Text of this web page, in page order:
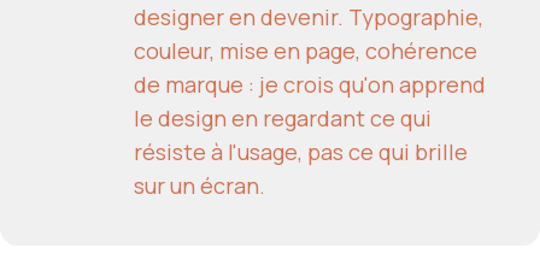
designer en devenir. Typographie,
couleur, mise en page, cohérence
de marque : je crois qu'on apprend
le design en regardant ce qui
résiste à l'usage, pas ce qui brille
sur un écran.